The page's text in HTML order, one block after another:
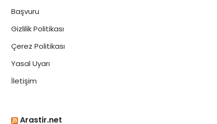
Başvuru
Gizlilik Politikası
Çerez Politikası
Yasal Uyarı
İletişim
Arastir.net